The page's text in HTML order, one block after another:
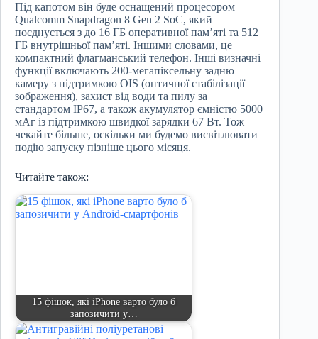
Під капотом він буде оснащений процесором
Qualcomm Snapdragon 8 Gen 2 SoC, який
поєднується з до 16 ГБ оперативної пам’яті та 512
ГБ внутрішньої пам’яті. Іншими словами, це
компактний флагманський телефон. Інші визначні
функції включають 200-мегапіксельну задню
камеру з підтримкою OIS (оптичної стабілізації
зображення), захист від води та пилу за
стандартом IP67, а також акумулятор ємністю 5000
мАг із підтримкою швидкої зарядки 67 Вт. Тож
чекайте більше, оскільки ми будемо висвітлювати
подію запуску пізніше цього місяця.
Читайте також:
15 фішок, які iPhone варто було б
запозичити у…